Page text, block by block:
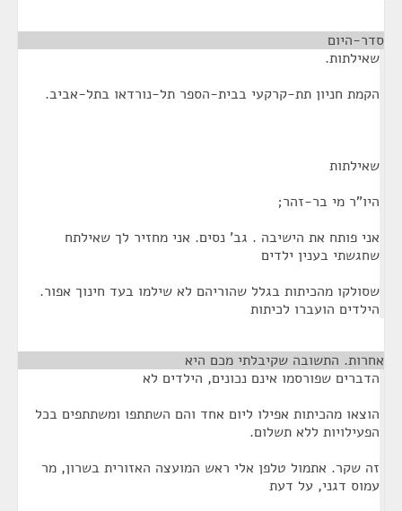
סדר-היום
שאילתות.
הקמת חניון תת-קרקעי בבית-הספר תל-נורדאו בתל-אביב.
שאילתות
היו"ר מי בר-זהר;
אני פותח את הישיבה . גב' נסים. אני מחזיר לך שאילתח
שחגשתי בענין ילדים
שסולקו מהכיתות בגלל שהוריהם לא שילמו בעד חינוך אפור.
הילדים הועברו לכיתות
אחרות. התשובה שקיבלתי מכם היא
הדברים שפורסמו אינם נכונים, הילדים לא
הוצאו מהכיתות אפילו ליום אחד והם השתתפו ומשתתפים בכל
הפעילויות ללא תשלום.
זה שקר. אתמול טלפן אלי ראש המועצה האזורית בשרון, מר
עמוס דגני, על דעת